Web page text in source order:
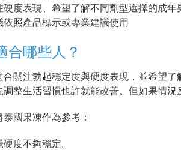
度表現、希望了解不同劑型選擇的成年
照產品標示或專業建議使用
合哪些人？
合關注勃起穩定度與硬度表現，並希望
整生活習慣也許就能改善。但如果情況
國果凍作為參考：
度不夠穩定。